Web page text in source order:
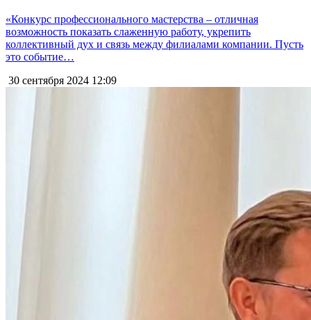
«Конкурс профессионального мастерства – отличная
возможность показать слаженную работу, укрепить
коллективный дух и связь между филиалами компании. Пусть
это событие…
30 сентября 2024 12:09